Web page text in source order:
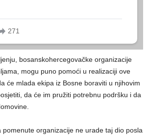
bosanskohercegovačke organizacije
mogu puno pomoći u realizaciji ove
će mlada ekipa iz Bosne boraviti u njihovim
da će im pružiti potrebnu podršku i da
pomenute organizacije ne urade taj dio posla